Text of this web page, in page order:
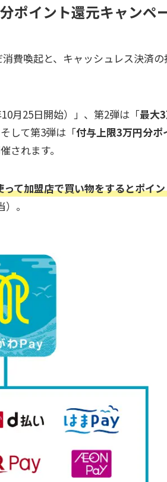
ポイント還元キャンペー
費喚起と、キャッシュレス決済
10月25日開始）」、第2弾は「最大
して第3弾は「付与上限3万円分ポ
されます。
て加盟店で買い物をするとポイ
。